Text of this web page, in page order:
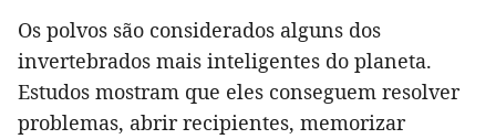
Os polvos são considerados alguns dos
invertebrados mais inteligentes do planeta.
Estudos mostram que eles conseguem resolver
problemas, abrir recipientes, memorizar